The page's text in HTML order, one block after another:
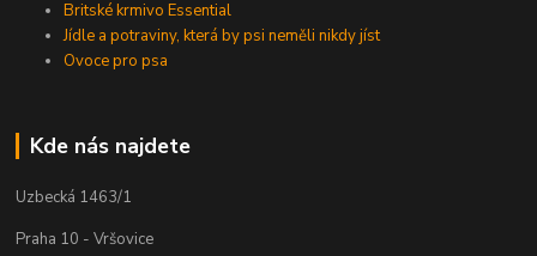
Britské krmivo Essential
Jídle a potraviny, která by psi neměli nikdy jíst
Ovoce pro psa
Kde nás najdete
Uzbecká 1463/1
Praha 10 - Vršovice